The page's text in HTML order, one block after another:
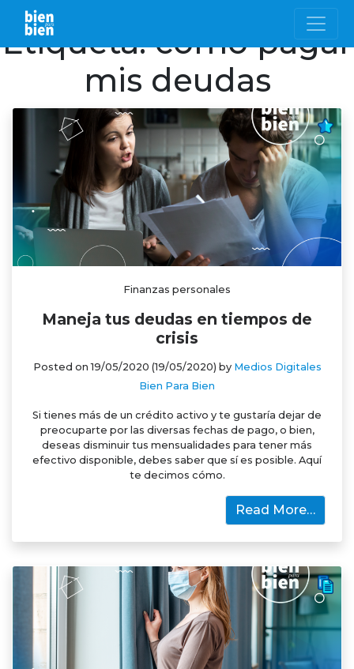
Etiqueta:cómo pagar
mis deudas
Finanzas personales
Maneja tus deudas en tiempos de
crisis
Posted on19/05/2020 (19/05/2020) byMedios Digitales
Bien Para Bien
Si tienes más de un crédito activo y te gustaría dejar de
preocuparte por las diversas fechas de pago, o bien,
deseas disminuir tus mensualidades para tener más
efectivo disponible, debes saber que sí es posible. Aquí
te decimos cómo.
Read More…